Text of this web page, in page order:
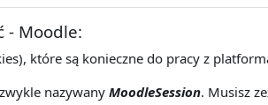
- Moodle:
które są konieczne do pracy z
nazywany MoodleSession. Musisz